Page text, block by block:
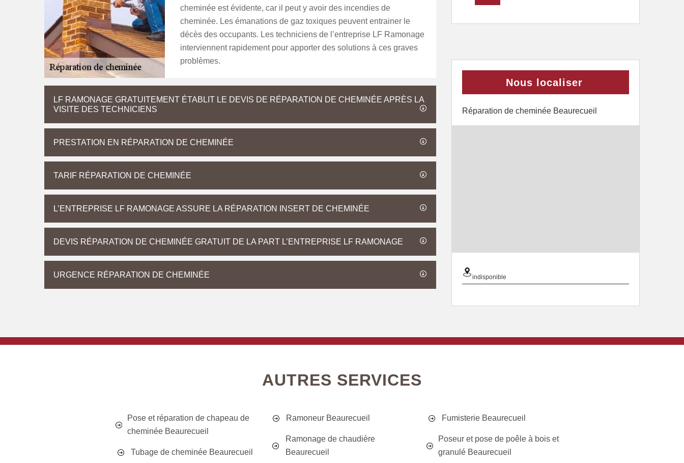
cheminée est évidente, car il peut y avoir des incendies de
cheminée. Les émanations de gaz toxiques peuvent entrainer le
décès des occupants. Les techniciens de l’entreprise LF Ramonage
interviennent rapidement pour apporter des solutions à ces graves
problèmes.
LF RAMONAGE GRATUITEMENT ÉTABLIT LE DEVIS DE RÉPARATION DE CHEMINÉE APRÈS LA
VISITE DES TECHNICIENS
PRESTATION EN RÉPARATION DE CHEMINÉE
TARIF RÉPARATION DE CHEMINÉE
L’ENTREPRISE LF RAMONAGE ASSURE LA RÉPARATION INSERT DE CHEMINÉE
DEVIS RÉPARATION DE CHEMINÉE GRATUIT DE LA PART L’ENTREPRISE LF RAMONAGE
URGENCE RÉPARATION DE CHEMINÉE
Nous localiser
Réparation de cheminée Beaurecueil
indisponible
AUTRES SERVICES
Pose et réparation de chapeau de
cheminée Beaurecueil
Tubage de cheminée Beaurecueil
Ramoneur Beaurecueil
Ramonage de chaudière
Beaurecueil
Fumisterie Beaurecueil
Poseur et pose de poêle à bois et
granulé Beaurecueil